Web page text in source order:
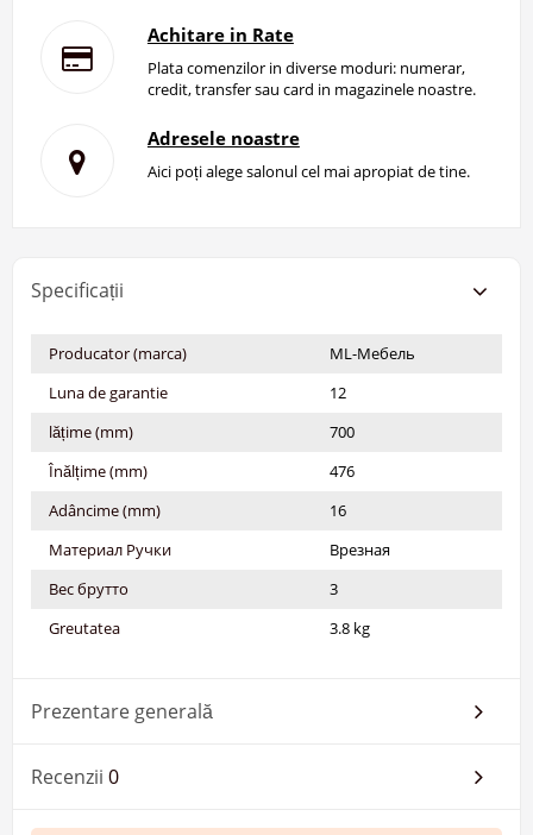
Achitare in Rate
Plata comenzilor in diverse moduri: numerar,
credit, transfer sau card in magazinele noastre.
Adresele noastre
Aici poți alege salonul cel mai apropiat de tine.
Specificații
Producator (marca)
ML-Мебель
Luna de garantie
12
lățime (mm)
700
Înălțime (mm)
476
Adâncime (mm)
16
Материал Ручки
Врезная
Вес брутто
3
Greutatea
3.8 kg
Prezentare generală
Recenzii 0